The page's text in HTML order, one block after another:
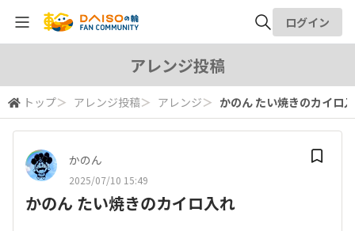
検索
ログイン
アレンジ投稿
トップ＞ アレンジ投稿＞ アレンジ＞ かのん たい焼きのカイロ
かのん
2025/07/10 15:49
かのん たい焼きのカイロ入れ